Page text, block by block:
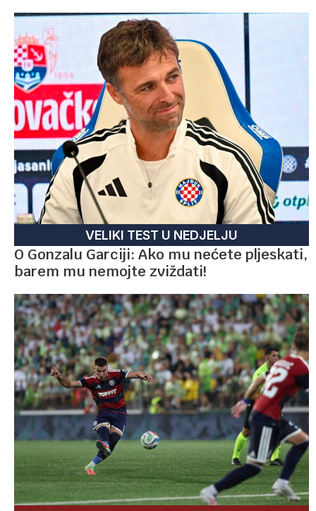
VELIKI TEST U NEDJELJU
O Gonzalu Garciji: Ako mu nećete pljeskati,
barem mu nemojte zviždati!